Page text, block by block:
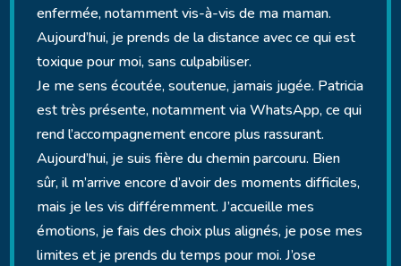
enfermée, notamment vis-à-vis de ma maman.
Aujourd’hui, je prends de la distance avec ce qui est
toxique pour moi, sans culpabiliser.
Je me sens écoutée, soutenue, jamais jugée. Patricia
est très présente, notamment via WhatsApp, ce qui
rend l’accompagnement encore plus rassurant.
Aujourd’hui, je suis fière du chemin parcouru. Bien
sûr, il m’arrive encore d’avoir des moments difficiles,
mais je les vis différemment. J’accueille mes
émotions, je fais des choix plus alignés, je pose mes
limites et je prends du temps pour moi. J’ose